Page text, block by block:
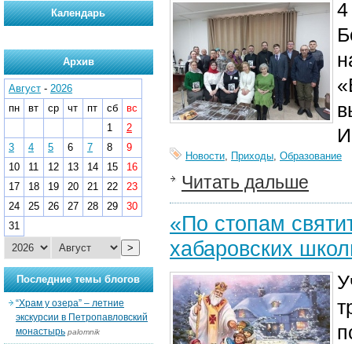
4
Новости, Приходы, Образование
Читать дальше
«По стопам
хабаровских
Календарь
Архив
Август - 2026
пн
вт ср чт пт сб
вс
1
2
3
4 5 6 7 8
9
10
11 12 13 14 15
16
17
18 19 20 21 22
23
24
25 26 27 28 29
30
31
>
Последние темы блогов
“Храм у озера” – летние
экскурсии в Петропавловский
монастырь palomnik